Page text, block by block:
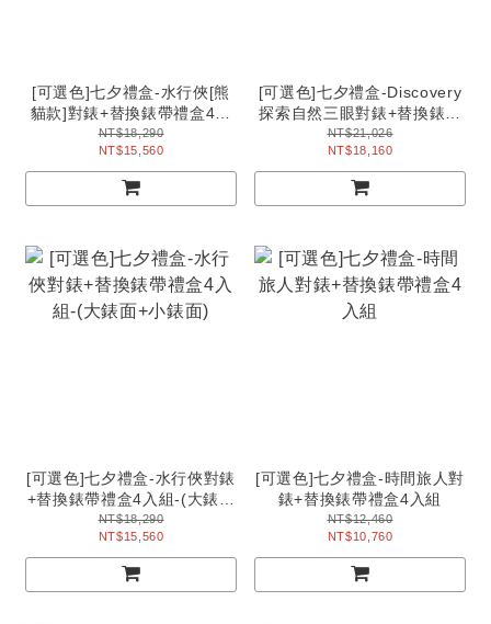
[可選色]七夕禮盒-水行俠[熊
貓款]對錶+替換錶帶禮盒4入
組
NT$18,290
NT$15,560
[可選色]七夕禮盒-Discovery
探索自然三眼對錶+替換錶帶
禮盒4入組
NT$21,026
NT$18,160
[可選色]七夕禮盒-水行俠對錶
+替換錶帶禮盒4入組-(大錶面
+小錶面)
NT$18,290
NT$15,560
[可選色]七夕禮盒-時間旅人對
錶+替換錶帶禮盒4入組
NT$12,460
NT$10,760